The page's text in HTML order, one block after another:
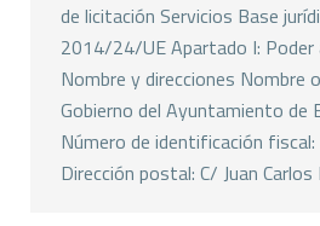
de licitación Servicios Base
2014/24/UE Apartado I: Poder
Nombre y direcciones Nombre
Gobierno del Ayuntamiento de
Número de identificación
Dirección postal: C/ Juan